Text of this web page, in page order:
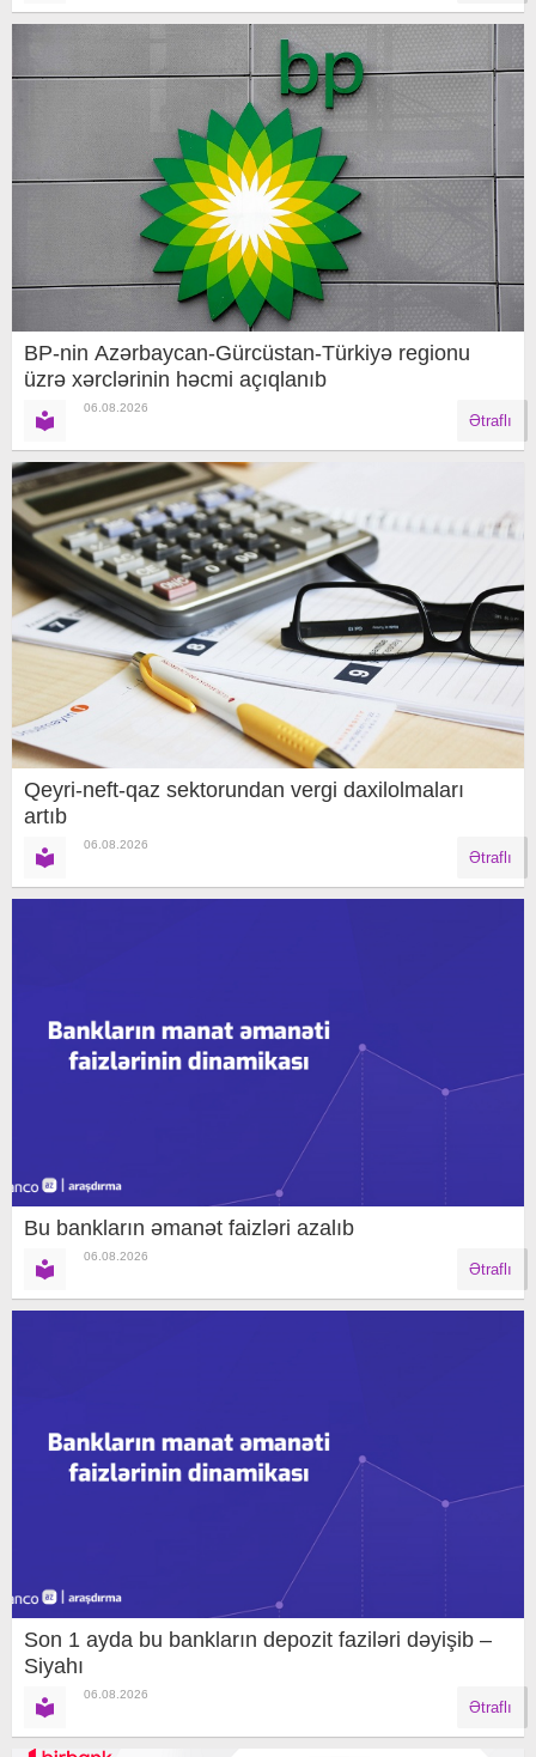
BP-nin Azərbaycan-Gürcüstan-Türkiyə regionu
üzrə xərclərinin həcmi açıqlanıb
06.08.2026
Ətraflı
Qeyri-neft-qaz sektorundan vergi daxilolmaları
artıb
06.08.2026
Ətraflı
Bu bankların əmanət faizləri azalıb
06.08.2026
Ətraflı
Son 1 ayda bu bankların depozit faziləri dəyişib –
Siyahı
06.08.2026
Ətraflı